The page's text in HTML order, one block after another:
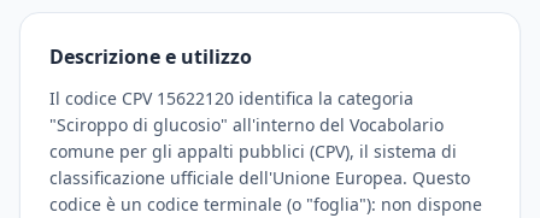
Descrizione e utilizzo
Il codice CPV 15622120 identifica la categoria
"Sciroppo di glucosio" all'interno del Vocabolario
comune per gli appalti pubblici (CPV), il sistema di
classificazione ufficiale dell'Unione Europea. Questo
codice è un codice terminale (o "foglia"): non dispone